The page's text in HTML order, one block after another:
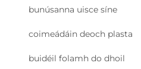
bunúsanna uisce síne
coimeádáin deoch plasta
buidéil folamh do dhoil